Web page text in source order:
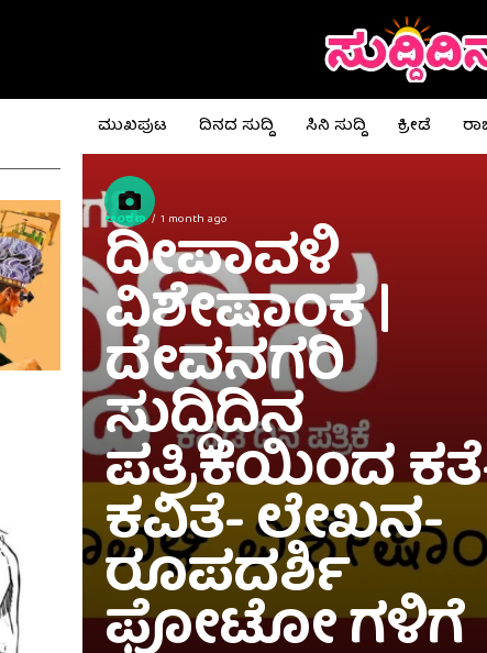
ಮುಖಪುಟ ದಿನದ ಸುದ್ದಿ ಸಿನಿ ಸುದ್ದಿ ಕ್ರೀಡೆ
ಅಂಕಣ 1 month ago
ದೀಪಾವಳಿ
ವಿಶೇಷಾಂಕ |
ದೇವನಗರಿ
ಸುದ್ದಿದಿನ
ಪತ್ರಿಕೆಯಿಂದ
ಕವಿತೆ- ಲೇಖನ-
ರೂಪದರ್ಶಿ
ಫೋಟೋ ಗಳಿಗೆ